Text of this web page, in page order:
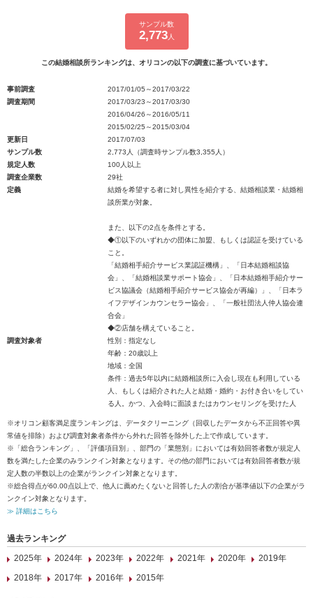
サンプル数
2,773人
この結婚相談所ランキングは、オリコンの以下の調査に基づいています。
事前調査
2017/01/05～2017/03/22
調査期間
2017/03/23～2017/03/30
2016/04/26～2016/05/11
2015/02/25～2015/03/04
更新日
2017/07/03
サンプル数
2,773人（調査時サンプル数3,355人）
規定人数
100人以上
調査企業数
29社
定義
結婚を希望する者に対し異性を紹介する、結婚相談業・結婚相
談所業が対象。
また、以下の2点を条件とする。
◆①以下のいずれかの団体に加盟、もしくは認証を受けている
こと。
「結婚相手紹介サービス業認証機構」、「日本結婚相談協
会」、「結婚相談業サポート協会」、「日本結婚相手紹介サー
ビス協議会（結婚相手紹介サービス協会が再編）」、「日本ラ
イフデザインカウンセラー協会」、「一般社団法人仲人協会連
合会」
◆②店舗を構えていること。
調査対象者
性別：指定なし
年齢：20歳以上
地域：全国
条件：過去5年以内に結婚相談所に入会し現在も利用している
人、もしくは紹介された人と結婚・婚約・お付き合いをしてい
る人。かつ、入会時に面談またはカウンセリングを受けた人
※オリコン顧客満足度ランキングは、データクリーニング（回収したデータから不正回答や異
常値を排除）および調査対象者条件から外れた回答を除外した上で作成しています。
※「総合ランキング」、「評価項目別」、部門の「業態別」においては有効回答者数が規定人
数を満たした企業のみランクイン対象となります。その他の部門においては有効回答者数が規
定人数の半数以上の企業がランクイン対象となります。
※総合得点が60.00点以上で、他人に薦めたくないと回答した人の割合が基準値以下の企業がラ
ンクイン対象となります。
≫ 詳細はこちら
過去ランキング
2025年
2024年 2023年 2022年 2021年 2020年
2019年
2018年
2017年 2016年 2015年